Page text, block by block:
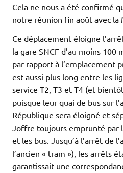
Cela ne nous a été confirmé
notre réunion fin août avec la
Ce déplacement éloigne
la gare SNCF d’au moins
par rapport à l’emplacement
est aussi plus long entre les
service T2, T3 et T4 (et
puisque leur quai de bus sur
République sera éloigné et
Joffre toujours emprunté par
et les bus. Jusqu’à l’arrêt de
l’ancien « tram »), les arrêts
garantissait une